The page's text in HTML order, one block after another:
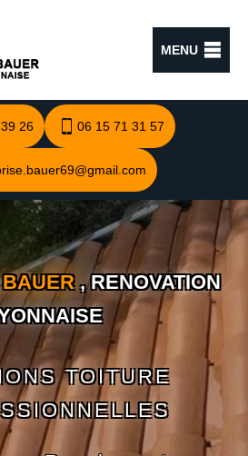
MENU
26 06 15 71 31 57
BAUER, RENOVATION
TOITURE